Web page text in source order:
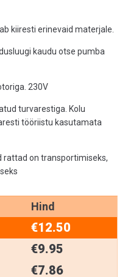
kiiresti erinevaid materjale.
kaudu otse pumba
230V
turvarestiga. Kolu
tööriistu kasutamata
rattad on transportimiseks,
Hind
€12.50
€9.95
€7.86